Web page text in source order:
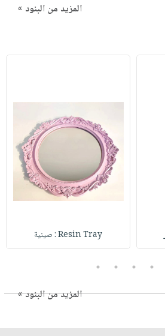
المزيد من البنود »
Resin Tray : صينية
2
3
4
5
المزيد من البنود »